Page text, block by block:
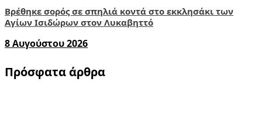
Βρέθηκε σορός σε σπηλιά κοντά στο εκκλησάκι των
Αγίων Ισιδώρων στον Λυκαβηττό
8 Αυγούστου 2026
Πρόσφατα άρθρα